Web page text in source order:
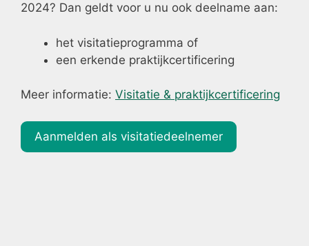
2024? Dan geldt voor u nu ook deelname aan:
het visitatieprogramma of
een erkende praktijkcertificering
Meer informatie: Visitatie & praktijkcertificering
Aanmelden als visitatiedeelnemer